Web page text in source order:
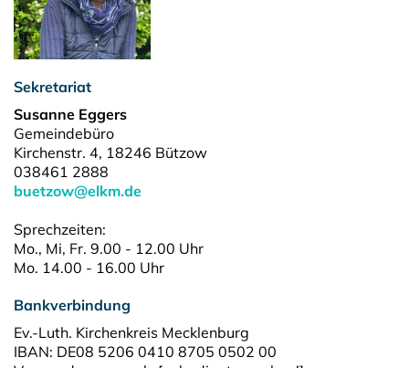
Sekretariat
Susanne Eggers
Gemeindebüro
Kirchenstr. 4, 18246 Bützow
038461 2888
buetzow@elkm.de
Sprechzeiten:
Mo., Mi, Fr. 9.00 - 12.00 Uhr
Mo. 14.00 - 16.00 Uhr
Bankverbindung
Ev.-Luth. Kirchenkreis Mecklenburg
IBAN: DE08 5206 0410 8705 0502 00